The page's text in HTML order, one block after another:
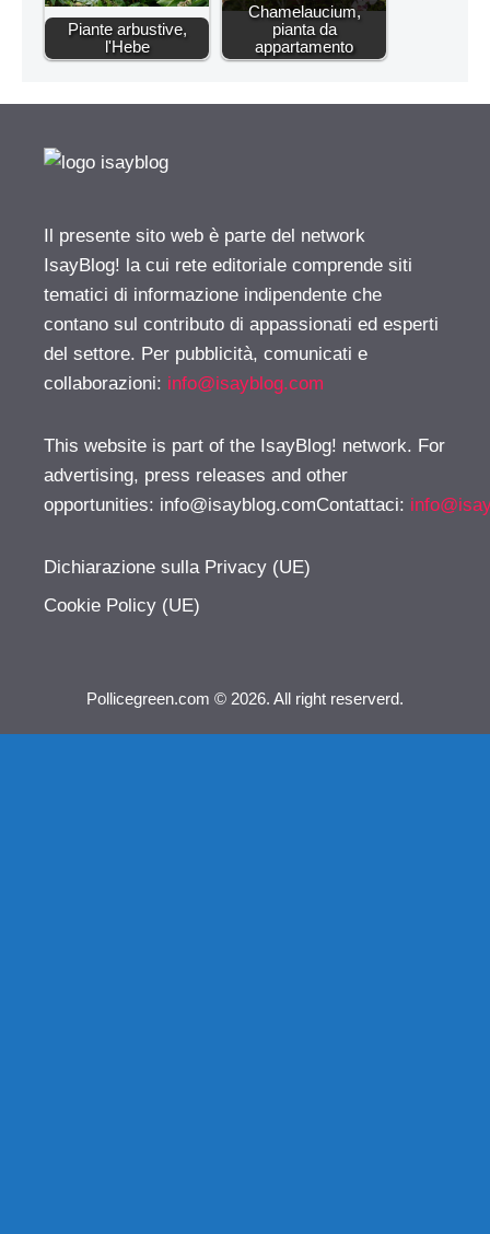
Piante arbustive,
l'Hebe
Chamelaucium,
pianta da
appartamento
Il presente sito web è parte del network
IsayBlog! la cui rete editoriale comprende siti
tematici di informazione indipendente che
contano sul contributo di appassionati ed esperti
del settore. Per pubblicità, comunicati e
collaborazioni: info@isayblog.com
This website is part of the IsayBlog! network. For
advertising, press releases and other
opportunities: info@isayblog.comContattaci:
Dichiarazione sulla Privacy (UE)
Cookie Policy (UE)
Pollicegreen.com © 2026. All right reserverd.